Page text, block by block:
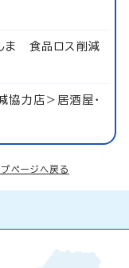
ま 食品ロス削減
協力店＞居酒屋・
プページへ戻る